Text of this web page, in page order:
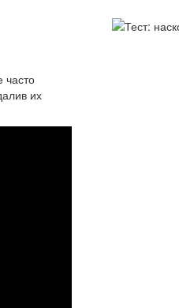
часто
их